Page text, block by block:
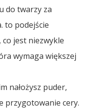
do twarzy za
to podejście
jest niezwykle
wymaga większej
nałożysz puder,
przygotowanie cery.